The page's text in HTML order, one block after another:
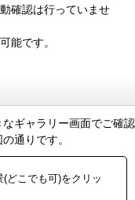
確認は行っていませ
能です。
ギャラリー画面でご確認
通りです。
(どこでも可)をクリッ